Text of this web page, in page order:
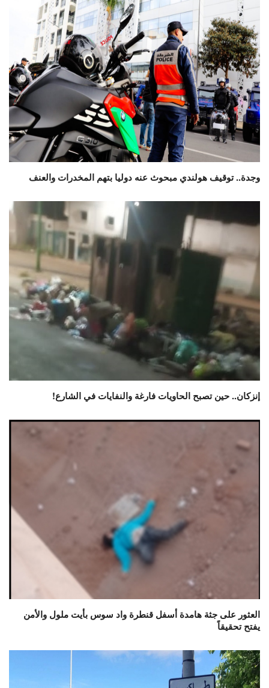
وجدة.. توقيف هولندي مبحوث عنه دوليا بتهم المخدرات والعنف
إنزكان.. حين تصبح الحاويات فارغة والنفايات في الشارع!
العثور على جثة هامدة أسفل قنطرة واد سوس بأيت ملول والأمن
يفتح تحقيقاً